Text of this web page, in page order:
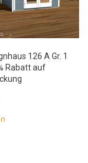
126 A Gr. 1
Rabatt auf